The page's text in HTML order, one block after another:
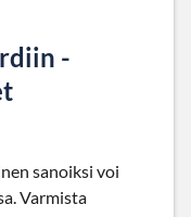
-
sanoiksi voi
Varmista